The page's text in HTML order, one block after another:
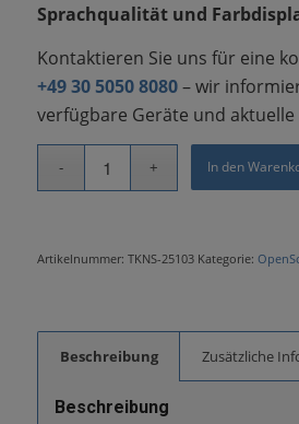
Sprachqualität und
Kontaktieren Sie uns für eine
+49 30 5050 8080– wir
verfügbare Geräte und
In den
Artikelnummer: TKNS-25103 Kategorie:
Beschreibung Zusätzliche
Beschreibung